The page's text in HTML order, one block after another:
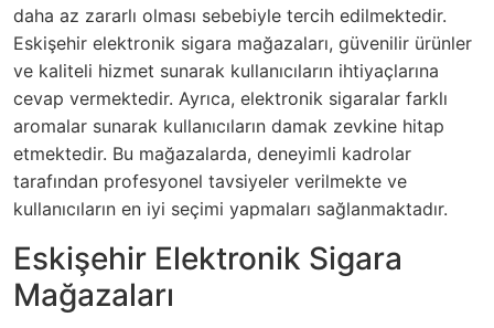
daha az zararlı olması sebebiyle tercih edilmektedir.
Eskişehir elektronik sigara mağazaları, güvenilir ürünler
ve kaliteli hizmet sunarak kullanıcıların ihtiyaçlarına
cevap vermektedir. Ayrıca, elektronik sigaralar farklı
aromalar sunarak kullanıcıların damak zevkine hitap
etmektedir. Bu mağazalarda, deneyimli kadrolar
tarafından profesyonel tavsiyeler verilmekte ve
kullanıcıların en iyi seçimi yapmaları sağlanmaktadır.
Eskişehir Elektronik Sigara
Mağazaları